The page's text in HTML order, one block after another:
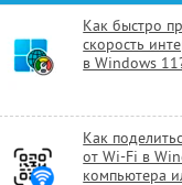
Как быстро
скорость
в Windows
Как
от Wi-Fi в
компьютера